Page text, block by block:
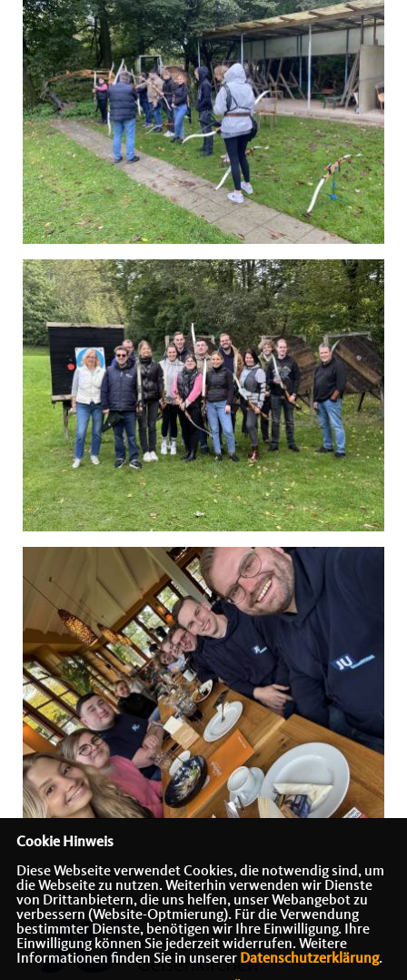
Cookie Hinweis
Diese Webseite verwendet Cookies, die notwendig sind, um
die Webseite zu nutzen. Weiterhin verwenden wir Dienste
von Drittanbietern, die uns helfen, unser Webangebot zu
verbessern (Website-Optmierung). Für die Verwendung
bestimmter Dienste, benötigen wir Ihre Einwilligung. Ihre
Einwilligung können Sie jederzeit widerrufen. Weitere
Informationen finden Sie in unserer Datenschutzerklärung.